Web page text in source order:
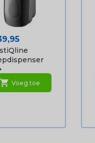
shopping_cart Voeg toe